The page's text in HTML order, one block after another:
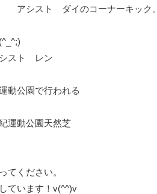
シスト ダイのコーナーキック。
ト レン
動公園で行われる
運動公園天然芝
てください。
ています！v(^^)v